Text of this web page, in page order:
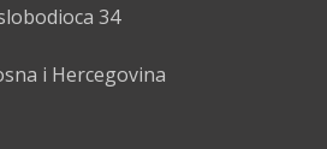
34
i Hercegovina